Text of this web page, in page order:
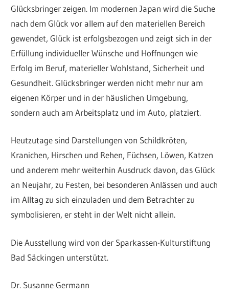
Glücksbringer zeigen. Im modernen Japan wird die Suche
nach dem Glück vor allem auf den materiellen Bereich
gewendet, Glück ist erfolgsbezogen und zeigt sich in der
Erfüllung individueller Wünsche und Hoffnungen wie
Erfolg im Beruf, materieller Wohlstand, Sicherheit und
Gesundheit. Glücksbringer werden nicht mehr nur am
eigenen Körper und in der häuslichen Umgebung,
sondern auch am Arbeitsplatz und im Auto, platziert.
Heutzutage sind Darstellungen von Schildkröten,
Kranichen, Hirschen und Rehen, Füchsen, Löwen, Katzen
und anderem mehr weiterhin Ausdruck davon, das Glück
an Neujahr, zu Festen, bei besonderen Anlässen und auch
im Alltag zu sich einzuladen und dem Betrachter zu
symbolisieren, er steht in der Welt nicht allein.
Die Ausstellung wird von der Sparkassen-Kulturstiftung
Bad Säckingen unterstützt.
Dr. Susanne Germann